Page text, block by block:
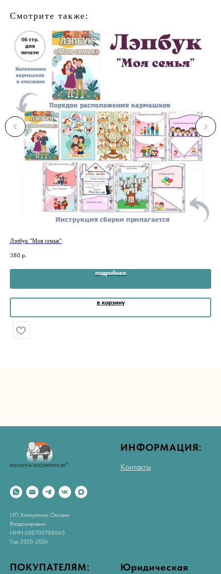
Смотрите также:
Лэпбук "Моя семья"
380 р.
подробнее
в корзину
ИП Халиуллина Оксана
Владимировна
ИНН 600700788665
Год 2020-2026
ИНФОРМАЦИЯ:
Контакты
ПОКУПАТЕЛЯМ:
Юридическая